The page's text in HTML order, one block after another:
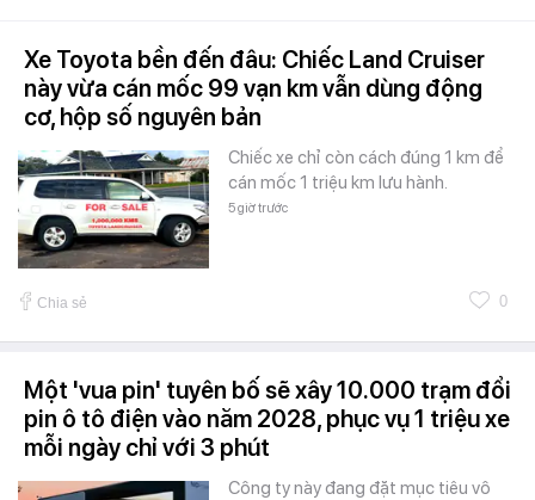
Xe Toyota bền đến đâu: Chiếc Land Cruiser
này vừa cán mốc 99 vạn km vẫn dùng động
cơ, hộp số nguyên bản
Chiếc xe chỉ còn cách đúng 1 km để
cán mốc 1 triệu km lưu hành.
5 giờ trước
Chia sẻ 0
Một 'vua pin' tuyên bố sẽ xây 10.000 trạm đổi
pin ô tô điện vào năm 2028, phục vụ 1 triệu xe
mỗi ngày chỉ với 3 phút
Công ty này đang đặt mục tiêu vô